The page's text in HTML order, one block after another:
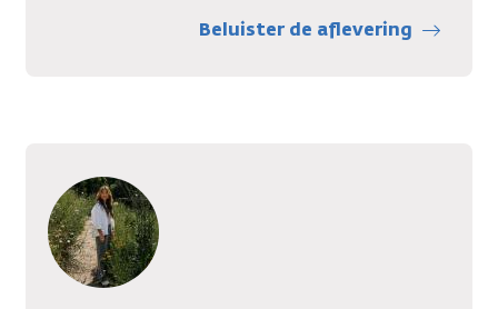
Beluister de aflevering